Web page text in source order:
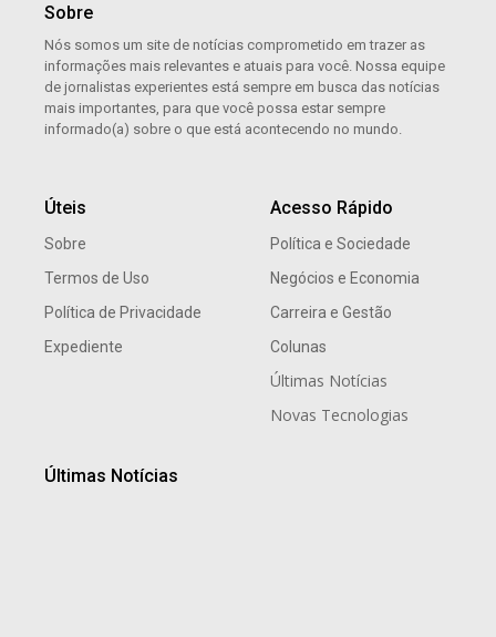
Sobre
Nós somos um site de notícias comprometido em trazer as
informações mais relevantes e atuais para você. Nossa equipe
de jornalistas experientes está sempre em busca das notícias
mais importantes, para que você possa estar sempre
informado(a) sobre o que está acontecendo no mundo.
Úteis
Sobre
Termos de Uso
Política de Privacidade
Expediente
Acesso Rápido
Política e Sociedade
Negócios e Economia
Carreira e Gestão
Colunas
Últimas Notícias
Novas Tecnologias
Últimas Notícias